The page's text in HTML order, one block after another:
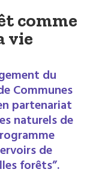
comme
vie
du
Communes
partenariat
naturels de
de
forêts”.